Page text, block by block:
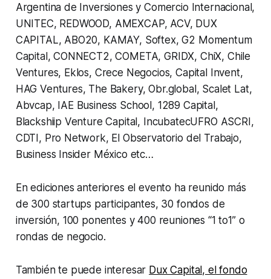
Argentina de Inversiones y Comercio Internacional,
UNITEC, REDWOOD, AMEXCAP, ACV, DUX
CAPITAL, ABO20, KAMAY, Softex, G2 Momentum
Capital, CONNECT2, COMETA, GRIDX, ChiX, Chile
Ventures, Eklos, Crece Negocios, Capital Invent,
HAG Ventures, The Bakery, Obr.global, Scalet Lat,
Abvcap, IAE Business School, 1289 Capital,
Blackshiip Venture Capital, IncubatecUFRO ASCRI,
CDTI, Pro Network, El Observatorio del Trabajo,
Business Insider México etc…
En ediciones anteriores el evento ha reunido más
de 300 startups participantes, 30 fondos de
inversión, 100 ponentes y 400 reuniones “1 to1” o
rondas de negocio.
También te puede interesar Dux Capital, el fondo